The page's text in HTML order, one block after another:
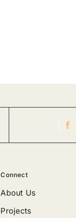
Connect
About Us
Projects